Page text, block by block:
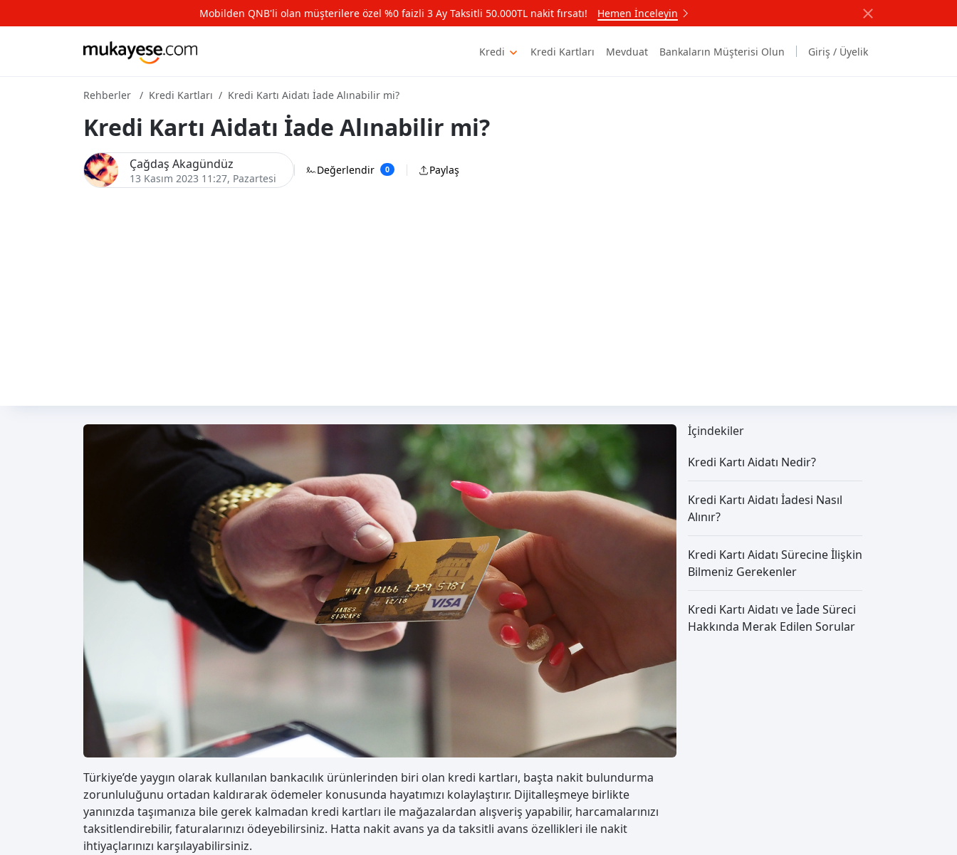
Mobilden QNB'li olan müşterilere özel %0 faizli 3 Ay Taksitli 50.000TL nakit fırsatı! Hemen İnceleyin
Kredi Kredi Kartları Mevduat Bankaların Müşterisi Olun Giriş / Üyelik
Rehberler Kredi Kartları Kredi Kartı Aidatı İade Alınabilir mi?
Kredi Kartı Aidatı İade Alınabilir mi?
Çağdaş Akagündüz
13 Kasım 2023 11:27, Pazartesi
Değerlendir 0 Paylaş
Türkiye’de yaygın olarak kullanılan bankacılık ürünlerinden biri olan kredi kartları, başta nakit bulundurma
zorunluluğunu ortadan kaldırarak ödemeler konusunda hayatımızı kolaylaştırır. Dijitalleşmeye birlikte
yanınızda taşımanıza bile gerek kalmadan kredi kartları ile mağazalardan alışveriş yapabilir, harcamalarınızı
taksitlendirebilir, faturalarınızı ödeyebilirsiniz. Hatta nakit avans ya da taksitli avans özellikleri ile nakit
ihtiyaçlarınızı karşılayabilirsiniz.
İçindekiler
Kredi Kartı Aidatı Nedir?
Kredi Kartı Aidatı İadesi Nasıl
Alınır?
Kredi Kartı Aidatı Sürecine İlişkin
Bilmeniz Gerekenler
Kredi Kartı Aidatı ve İade Süreci
Hakkında Merak Edilen Sorular